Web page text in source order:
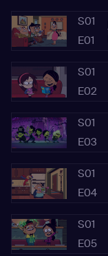
S01
E01
S01
E02
S01
E03
S01
E04
S01
E05